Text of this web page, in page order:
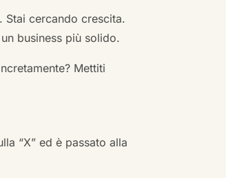
Stai cercando crescita.
business più solido.
Mettiti
“X” ed è passato alla